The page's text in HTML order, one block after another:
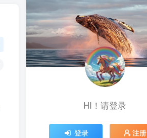
HI！请登录
登录 注册